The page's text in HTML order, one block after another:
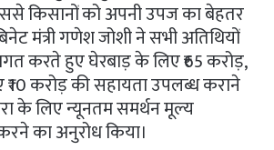
किसानों को अपनी उपज का बेहतर
मंत्री गणेश जोशी ने सभी अतिथियों
करते हुए घेरबाड़ के लिए ₹65 करोड़,
करोड़ की सहायता उपलब्ध कराने
के लिए न्यूनतम समर्थन मूल्य
का अनुरोध किया।